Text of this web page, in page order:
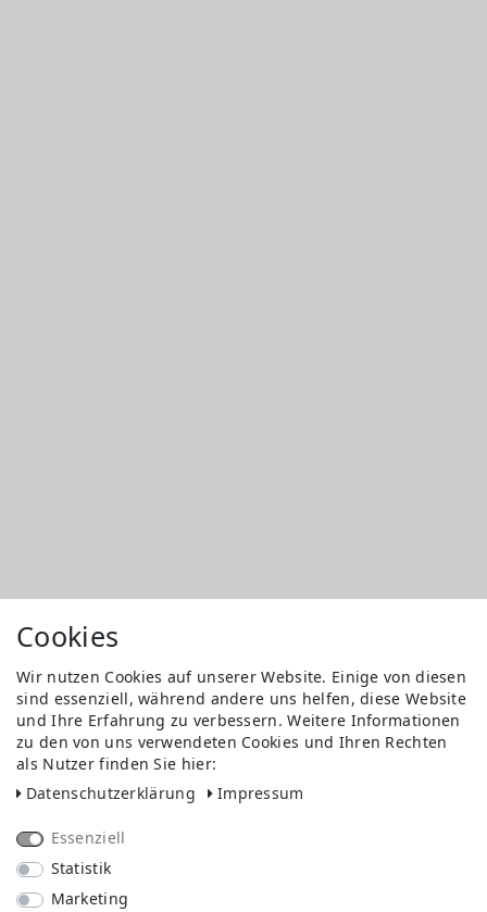
Cookies
Wir nutzen Cookies auf unserer Website. Einige von diesen
sind essenziell, während andere uns helfen, diese Website
und Ihre Erfahrung zu verbessern. Weitere Informationen
zu den von uns verwendeten Cookies und Ihren Rechten
als Nutzer finden Sie hier:
Daten­schutz­erklärung
Impressum
Essenziell
Statistik
Marketing